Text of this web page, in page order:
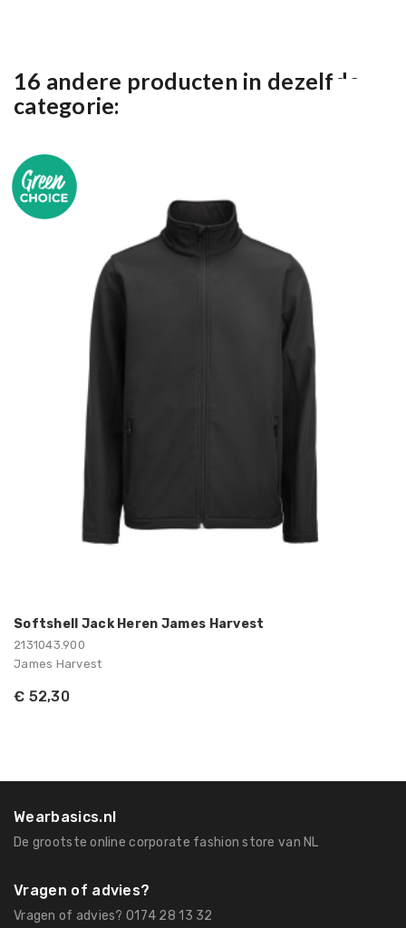
16 andere producten in dezelfde
categorie:
Softshell Jack Heren James Harvest
2131043.900
James Harvest
€ 52,30
Wearbasics.nl
De grootste online corporate fashion store van NL
Vragen of advies?
Vragen of advies? 0174 28 13 32